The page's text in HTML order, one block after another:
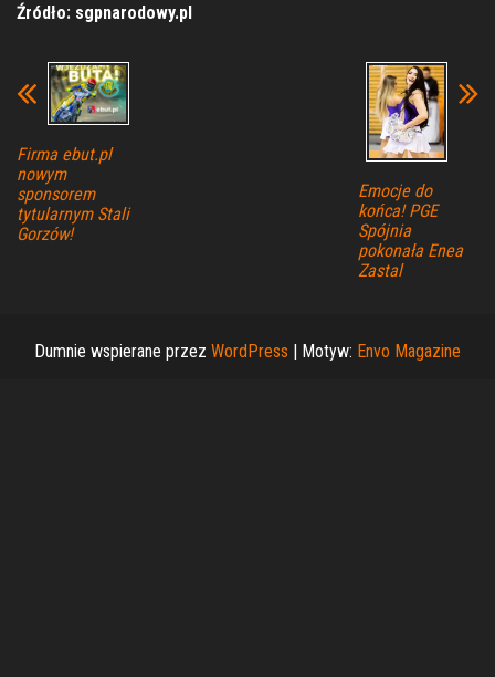
Źródło: sgpnarodowy.pl
Firma ebut.pl
nowym
sponsorem
tytularnym Stali
Gorzów!
Emocje do
końca! PGE
Spójnia
pokonała Enea
Zastal
Dumnie wspierane przez WordPress Motyw: Envo Magazine